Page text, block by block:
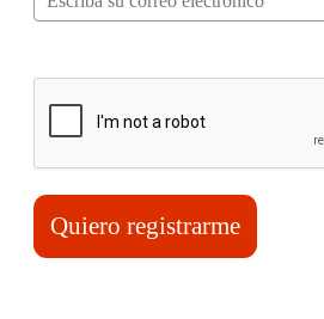
Quiero registrarme